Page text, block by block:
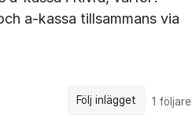
a-kassa tillsammans via
Följ inlägget 1 följare